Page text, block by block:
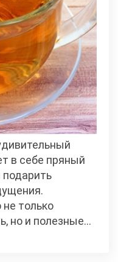
в себе пряный
подарить
только
но и полезные…